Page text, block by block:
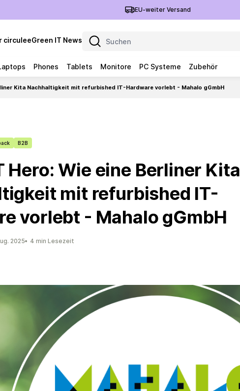
EU-weiter Versand
circuleeGreen IT News
Phones Tablets Monitore PC Systeme Zubehör
Kita Nachhaltigkeit mit refurbished IT-Hardware vorlebt - Mahalo gGmbH
B2B
Hero: Wie eine Berliner Kita
mit refurbished IT-
vorlebt - Mahalo gGmbH
2025 4 min Lesezeit